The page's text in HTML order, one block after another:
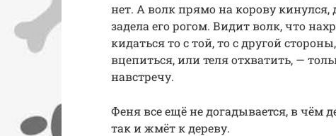
нет. А волк прямо на корову кинулся,
задела его рогом. Видит волк, что
кидаться то с той, то с другой
вцепиться, или теля отхватить, —
навстречу.
Феня все ещё не догадывается, в чём
так и жмёт к дереву.